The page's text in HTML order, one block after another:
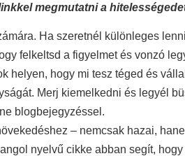
megmutatni a
Ha szeretnél különleges
felkeltsd a figyelmet és vonzó
hogy mi tesz téged és
Merj kiemelkedni és legyél
blogbejegyzéssel.
– nemcsak hazai,
nyelvű cikke abban segít,